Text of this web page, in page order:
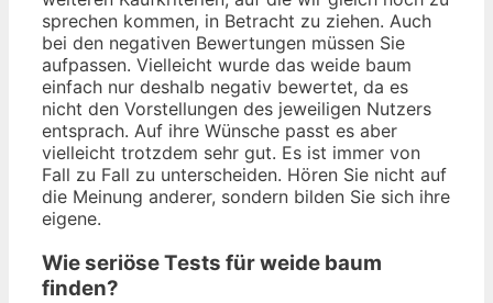
sprechen kommen, in Betracht zu ziehen. Auch
bei den negativen Bewertungen müssen Sie
aufpassen. Vielleicht wurde das weide baum
einfach nur deshalb negativ bewertet, da es
nicht den Vorstellungen des jeweiligen Nutzers
entsprach. Auf ihre Wünsche passt es aber
vielleicht trotzdem sehr gut. Es ist immer von
Fall zu Fall zu unterscheiden. Hören Sie nicht auf
die Meinung anderer, sondern bilden Sie sich ihre
eigene.
Wie seriöse Tests für weide baum
finden?